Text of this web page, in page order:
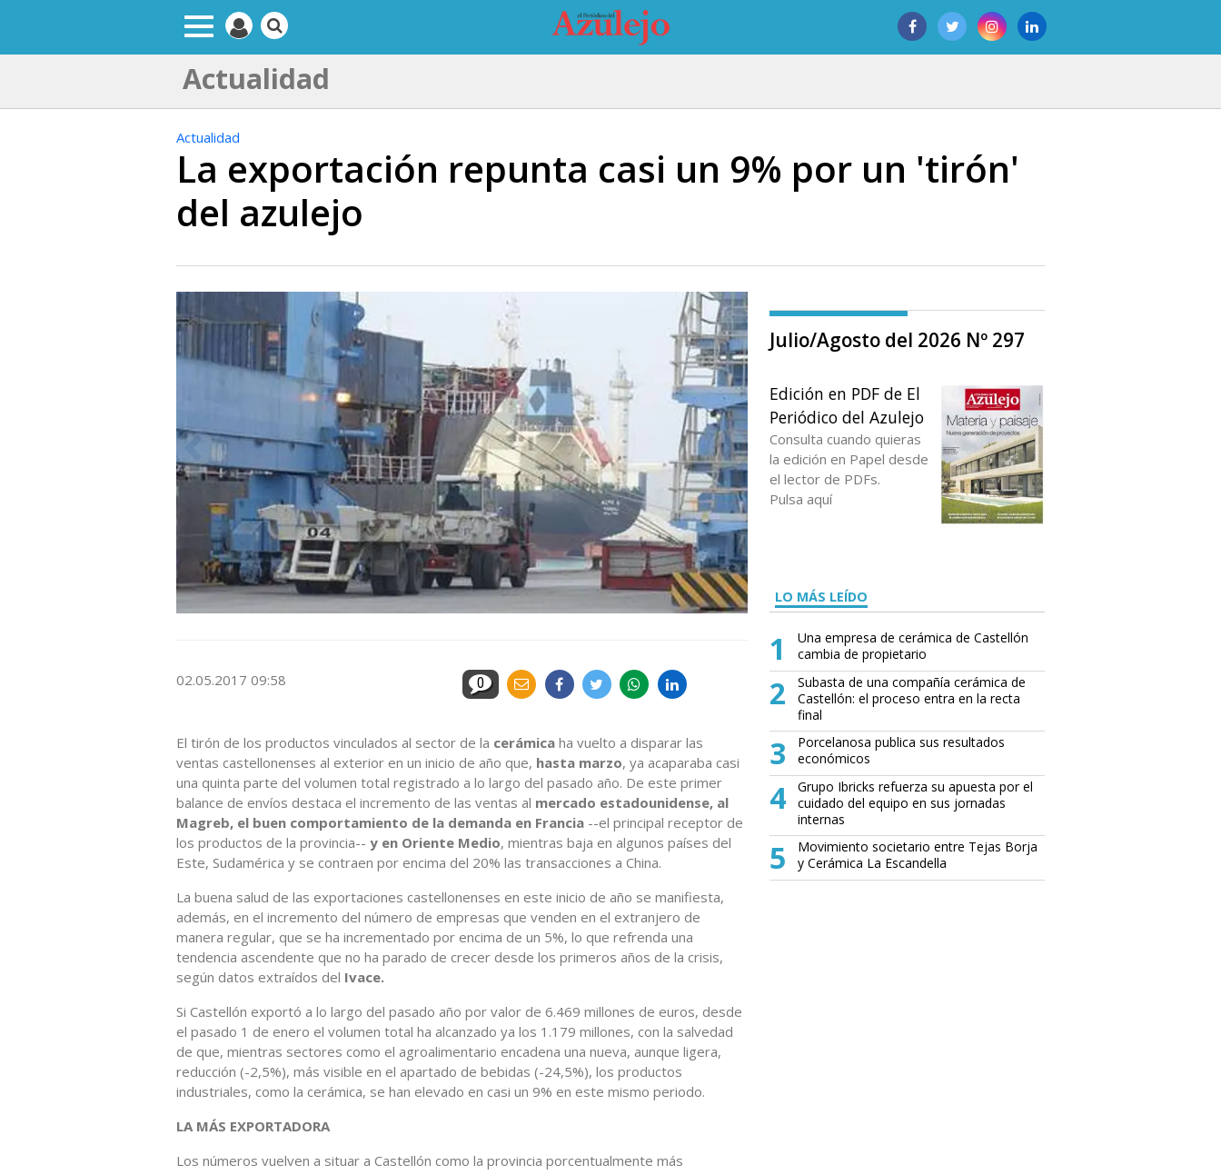
Actualidad
Actualidad
La exportación repunta casi un 9% por un 'tirón'
del azulejo
02.05.2017 09:58 0
El tirón de los productos vinculados al sector de la cerámica ha vuelto a disparar las
ventas castellonenses al exterior en un inicio de año que, hasta marzo, ya acaparaba casi
una quinta parte del volumen total registrado a lo largo del pasado año. De este primer
balance de envíos destaca el incremento de las ventas al mercado estadounidense, al
Magreb, el buen comportamiento de la demanda en Francia --el principal receptor de
los productos de la provincia-- y en Oriente Medio, mientras baja en algunos países del
Este, Sudamérica y se contraen por encima del 20% las transacciones a China.
La buena salud de las exportaciones castellonenses en este inicio de año se manifiesta,
además, en el incremento del número de empresas que venden en el extranjero de
manera regular, que se ha incrementado por encima de un 5%, lo que refrenda una
tendencia ascendente que no ha parado de crecer desde los primeros años de la crisis,
según datos extraídos del Ivace.
Si Castellón exportó a lo largo del pasado año por valor de 6.469 millones de euros, desde
el pasado 1 de enero el volumen total ha alcanzado ya los 1.179 millones, con la salvedad
de que, mientras sectores como el agroalimentario encadena una nueva, aunque ligera,
reducción (-2,5%), más visible en el apartado de bebidas (-24,5%), los productos
industriales, como la cerámica, se han elevado en casi un 9% en este mismo periodo.
LA MÁS EXPORTADORA
Los números vuelven a situar a Castellón como la provincia porcentualmente más
Julio/Agosto del 2026 Nº 297
Edición en PDF de El
Periódico del Azulejo
Consulta cuando quieras
la edición en Papel desde
el lector de PDFs.
Pulsa aquí
LO MÁS LEÍDO
1
Una empresa de cerámica de Castellón
cambia de propietario
2
Subasta de una compañía cerámica de
Castellón: el proceso entra en la recta
final
3
Porcelanosa publica sus resultados
económicos
4
Grupo Ibricks refuerza su apuesta por el
cuidado del equipo en sus jornadas
internas
5
Movimiento societario entre Tejas Borja
y Cerámica La Escandella